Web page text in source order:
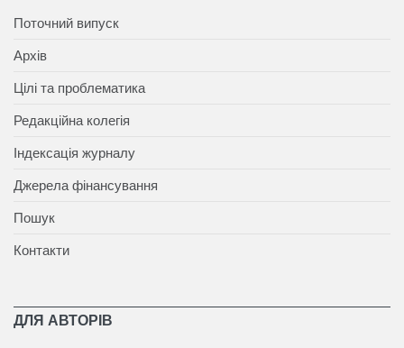
Поточний випуск
Архів
Цілі та проблематика
Редакційна колегія
Індексація журналу
Джерела фінансування
Пошук
Контакти
ДЛЯ АВТОРІВ